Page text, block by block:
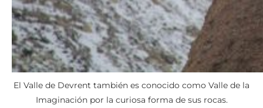
El Valle de Devrent también es conocido como Valle de la
Imaginación por la curiosa forma de sus rocas.